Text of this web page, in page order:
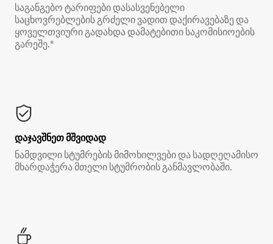
საგანგებო ტარიფები დასასვენებელი
საცხოვრებლების გრძელი ვადით დაქირავებაზე და
ყოველთვიური გადახდა დამატებითი საკომისიოების
გარეშე.*
დაჯავშნეთ მშვიდად
ნამდვილი სტუმრების მიმოხილვები და სადღეღამისო
მხარდაჭერა მთელი სტუმრობის განმავლობაში.